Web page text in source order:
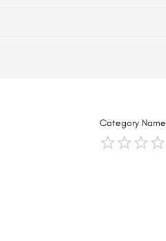
Category Name